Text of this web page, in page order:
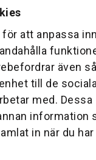
att anpassa
även
till de
med. Dessa
information
in när du